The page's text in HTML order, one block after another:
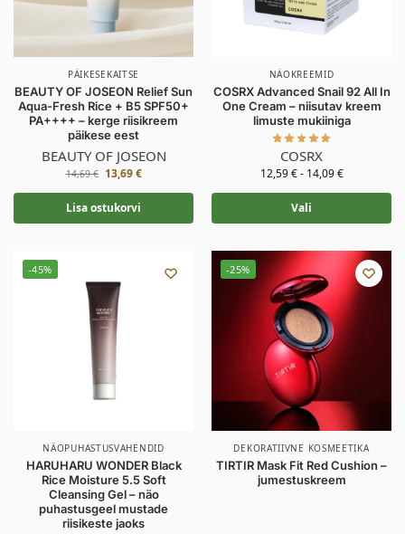
PÄIKESEKAITSE
BEAUTY OF JOSEON Relief Sun
Aqua-Fresh Rice + B5 SPF50+
PA++++ – kerge riisikreem
päikese eest
BEAUTY OF JOSEON
14,69€ 13,69€
Lisa ostukorvi
NÄOKREEMID
COSRX Advanced Snail 92 All In
One Cream – niisutav kreem
limuste mukiiniga
COSRX
12,59€ - 14,09€
Vali
-45%
NÄOPUHASTUSVAHENDID
HARUHARU WONDER Black
Rice Moisture 5.5 Soft
Cleansing Gel – näo
puhastusgeel mustade
riisikeste jaoks
-25%
DEKORATIIVNE KOSMEETIKA
TIRTIR Mask Fit Red Cushion –
jumestuskreem